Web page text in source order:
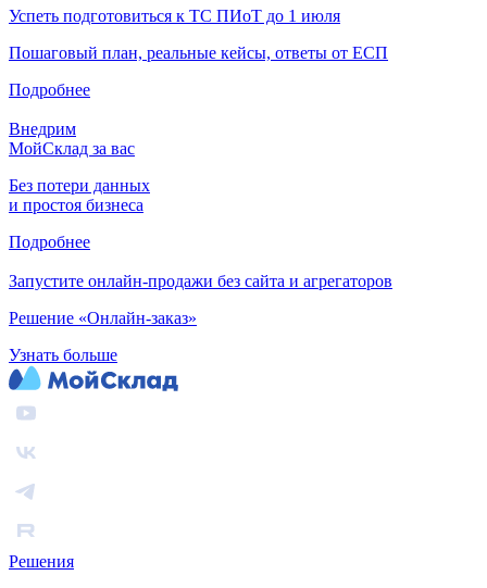
Успеть подготовиться к ТС ПИоТ до 1 июля
Пошаговый план, реальные кейсы, ответы от ЕСП
Подробнее
Внедрим
МойСклад за вас
Без потери данных
и простоя бизнеса
Подробнее
Запустите онлайн-продажи без сайта и агрегаторов
Решение «Онлайн-заказ»
Узнать больше
Решения